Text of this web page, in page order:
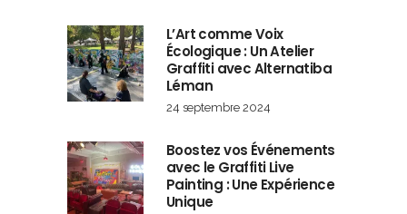
L’Art comme Voix
Écologique : Un Atelier
Graffiti avec Alternatiba
Léman
24 septembre 2024
Boostez vos Événements
avec le Graffiti Live
Painting : Une Expérience
Unique